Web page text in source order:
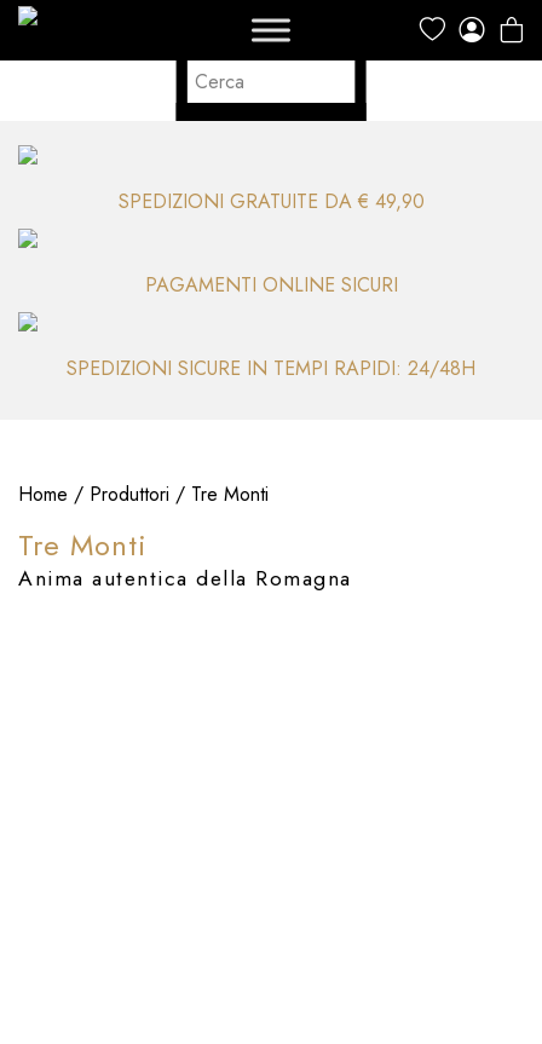
SPEDIZIONI GRATUITE DA € 49,90
PAGAMENTI ONLINE SICURI
SPEDIZIONI SICURE IN TEMPI RAPIDI: 24/48H
Home / Produttori / Tre Monti
Tre Monti
Anima autentica della Romagna